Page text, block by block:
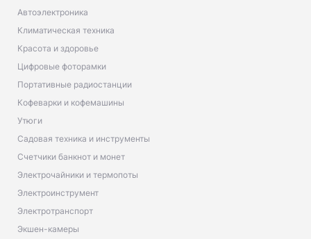
Автоэлектроника
Климатическая техника
Красота и здоровье
Цифровые фоторамки
Портативные радиостанции
Кофеварки и кофемашины
Утюги
Садовая техника и инструменты
Счетчики банкнот и монет
Электрочайники и термопоты
Электроинструмент
Электротранспорт
Экшен-камеры